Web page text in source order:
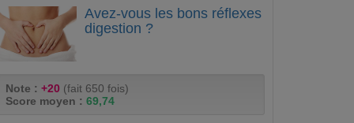
Avez-vous les bons réflexes
digestion ?
Note : +20 (fait 650 fois)
Score moyen : 69,74